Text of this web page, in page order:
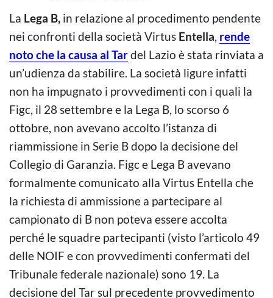
La Lega B, in relazione al procedimento pendente
nei confronti della società Virtus Entella, rende
noto che la causa al Tardel Lazio è stata rinviata a
un’udienza da stabilire. La società ligure infatti
non ha impugnato i provvedimenti con i quali la
Figc, il 28 settembre e la Lega B, lo scorso 6
ottobre, non avevano accolto l’istanza di
riammissione in Serie B dopo la decisione del
Collegio di Garanzia. Figc e Lega B avevano
formalmente comunicato alla Virtus Entella che
la richiesta di ammissione a partecipare al
campionato di B non poteva essere accolta
perché le squadre partecipanti (visto l’articolo 49
delle NOIF e con provvedimenti confermati del
Tribunale federale nazionale) sono 19. La
decisione del Tar sul precedente provvedimento